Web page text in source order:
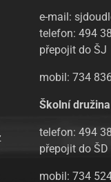
e-mail:
telefon: 494
přepojit do ŠJ
mobil: 734
Školní družina
telefon: 494
přepojit do ŠD
mobil: 734